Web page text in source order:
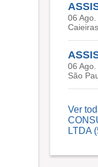
06
06
São
Ver
LTDA